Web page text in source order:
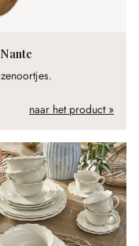
naar het product »